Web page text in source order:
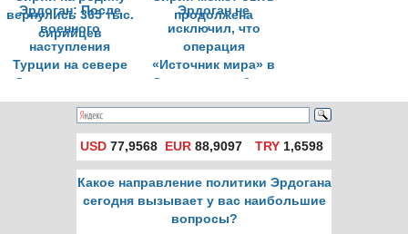
Эрдоган: После
военного
наступления
Турции на севере
Сирии на родину
вернулись 365 тыс.
сирийцев
Эрдоган не
исключил, что
операция
«Источник мира» в
Сирии может быть
продолжена
USD 77,9568 EUR 88,9097 TRY1,6598
Какое направление политики Эрдогана
сегодня вызывает у вас наибольшие
вопросы?